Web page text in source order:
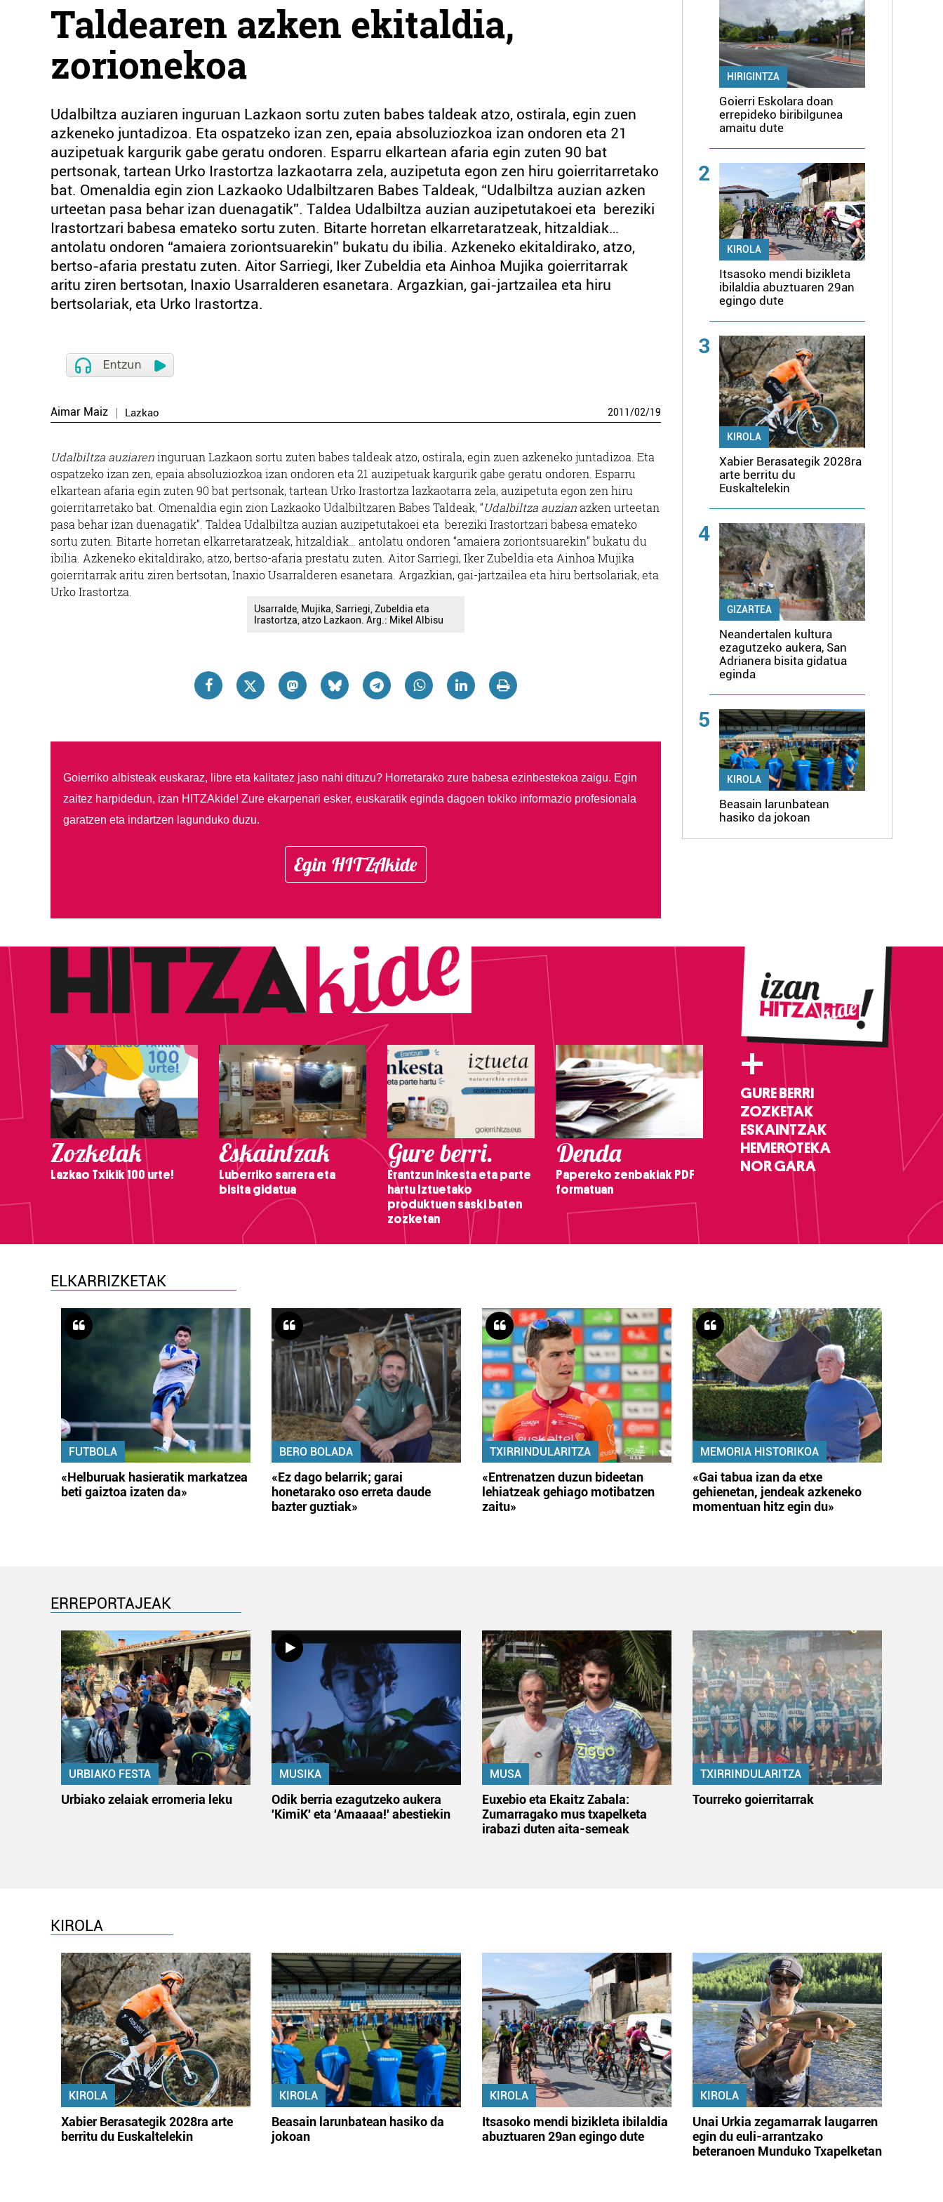
Taldearen azken ekitaldia,
zorionekoa
Udalbiltza auziaren inguruan Lazkaon sortu zuten babes taldeak atzo, ostirala, egin zuen
azkeneko juntadizoa. Eta ospatzeko izan zen, epaia absoluziozkoa izan ondoren eta 21
auzipetuak kargurik gabe geratu ondoren. Esparru elkartean afaria egin zuten 90 bat
pertsonak, tartean Urko Irastortza lazkaotarra zela, auzipetuta egon zen hiru goierritarretako
bat. Omenaldia egin zion Lazkaoko Udalbiltzaren Babes Taldeak, “Udalbiltza auzian azken
urteetan pasa behar izan duenagatik”. Taldea Udalbiltza auzian auzipetutakoei eta bereziki
Irastortzari babesa emateko sortu zuten. Bitarte horretan elkarretaratzeak, hitzaldiak…
antolatu ondoren “amaiera zoriontsuarekin” bukatu du ibilia. Azkeneko ekitaldirako, atzo,
bertso-afaria prestatu zuten. Aitor Sarriegi, Iker Zubeldia eta Ainhoa Mujika goierritarrak
aritu ziren bertsotan, Inaxio Usarralderen esanetara. Argazkian, gai-jartzailea eta hiru
bertsolariak, eta Urko Irastortza.
Aimar Maiz Lazkao 2011/02/19
Udalbiltza auziareninguruan Lazkaon sortu zuten babes taldeak atzo, ostirala, egin zuen azkeneko juntadizoa. Eta
ospatzeko izan zen, epaia absoluziozkoa izan ondoren eta 21 auzipetuak kargurik gabe geratu ondoren. Esparru
elkartean afaria egin zuten 90 bat pertsonak, tartean Urko Irastortza lazkaotarra zela, auzipetuta egon zen hiru
goierritarretako bat. Omenaldia egin zion Lazkaoko Udalbiltzaren Babes Taldeak, “Udalbiltza auzianazken urteetan
pasa behar izan duenagatik”. Taldea Udalbiltza auzian auzipetutakoei eta bereziki Irastortzari babesa emateko
sortu zuten. Bitarte horretan elkarretaratzeak, hitzaldiak… antolatu ondoren “amaiera zoriontsuarekin” bukatu du
ibilia. Azkeneko ekitaldirako, atzo, bertso-afaria prestatu zuten. Aitor Sarriegi, Iker Zubeldia eta Ainhoa Mujika
goierritarrak aritu ziren bertsotan, Inaxio Usarralderen esanetara. Argazkian, gai-jartzailea eta hiru bertsolariak, eta
Urko Irastortza.
Usarralde, Mujika, Sarriegi, Zubeldia eta
Irastortza, atzo Lazkaon. Arg.: Mikel Albisu
Goierriko albisteak euskaraz, libre eta kalitatez jaso nahi dituzu? Horretarako zure babesa ezinbestekoa zaigu. Egin
zaitez harpidedun, izan HITZAkide! Zure ekarpenari esker, euskaratik eginda dagoen tokiko informazio profesionala
garatzen eta indartzen lagunduko duzu.
Egin HITZAkide
HIRIGINTZA
Goierri Eskolara doan
errepideko biribilgunea
amaitu dute
2
KIROLA
Itsasoko mendi bizikleta
ibilaldia abuztuaren 29an
egingo dute
3
KIROLA
Xabier Berasategik 2028ra
arte berritu du
Euskaltelekin
4
GIZARTEA
Neandertalen kultura
ezagutzeko aukera, San
Adrianera bisita gidatua
eginda
5
KIROLA
Beasain larunbatean
hasiko da jokoan
Zozketak
Lazkao Txikik 100 urte!
Eskaintzak
Luberriko sarrera eta
bisita gidatua
Gure berri.
Erantzun inkesta eta parte
hartu Iztuetako
produktuen saski baten
zozketan
Denda
Papereko zenbakiak PDF
formatuan
+
GURE BERRI
ZOZKETAK
ESKAINTZAK
HEMEROTEKA
NOR GARA
ELKARRIZKETAK
FUTBOLA
«Helburuak hasieratik markatzea
beti gaiztoa izaten da»
BERO BOLADA
«Ez dago belarrik; garai
honetarako oso erreta daude
bazter guztiak»
TXIRRINDULARITZA
«Entrenatzen duzun bideetan
lehiatzeak gehiago motibatzen
zaitu»
MEMORIA HISTORIKOA
«Gai tabua izan da etxe
gehienetan, jendeak azkeneko
momentuan hitz egin du»
ERREPORTAJEAK
URBIAKO FESTA
Urbiako zelaiak erromeria leku
MUSIKA
Odik berria ezagutzeko aukera
'KimiK' eta 'Amaaaa!' abestiekin
MUSA
Euxebio eta Ekaitz Zabala:
Zumarragako mus txapelketa
irabazi duten aita-semeak
TXIRRINDULARITZA
Tourreko goierritarrak
KIROLA
KIROLA
Xabier Berasategik 2028ra arte
berritu du Euskaltelekin
KIROLA
Beasain larunbatean hasiko da
jokoan
KIROLA
Itsasoko mendi bizikleta ibilaldia
abuztuaren 29an egingo dute
KIROLA
Unai Urkia zegamarrak laugarren
egin du euli-arrantzako
beteranoen Munduko Txapelketan